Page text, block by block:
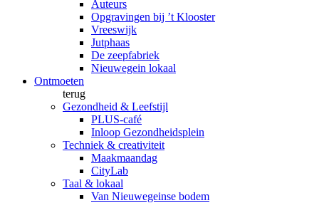
Auteurs
Opgravingen bij ’t Klooster
Vreeswijk
Jutphaas
De zeepfabriek
Nieuwegein lokaal
Ontmoeten
terug
Gezondheid & Leefstijl
PLUS-café
Inloop Gezondheidsplein
Techniek & creativiteit
Maakmaandag
CityLab
Taal & lokaal
Van Nieuwegeinse bodem